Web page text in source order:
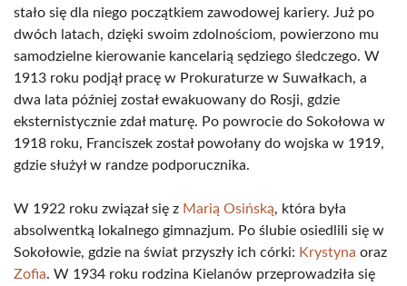
stało się dla niego początkiem zawodowej kariery. Już po
dwóch latach, dzięki swoim zdolnościom, powierzono mu
samodzielne kierowanie kancelarią sędziego śledczego. W
1913 roku podjął pracę w Prokuraturze w Suwałkach, a
dwa lata później został ewakuowany do Rosji, gdzie
eksternistycznie zdał maturę. Po powrocie do Sokołowa w
1918 roku, Franciszek został powołany do wojska w 1919,
gdzie służył w randze podporucznika.
W 1922 roku związał się z Marią Osińską, która była
absolwentką lokalnego gimnazjum. Po ślubie osiedlili się w
Sokołowie, gdzie na świat przyszły ich córki: Krystyna oraz
Zofia. W 1934 roku rodzina Kielanów przeprowadziła się